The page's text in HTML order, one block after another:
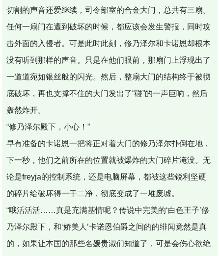
切割的声音还爱继续，司令部室的合金大门，总共有三扇。
任何一扇门在遭到破坏的时候，都应该会发生警报，同时攻
击外面的入侵者。可是此时此刻，修乃泽尔和卡诺恩却根本
没有听到那样的声音。只是在他们眼前，那扇门上浮现出了
一道道宛如银丝般的闪光。然后，整扇大门的结构终于被彻
底破坏，再也支撑不住的大门发出了“碰”的一声巨响，然后
轰然炸开。
“修乃泽尔殿下，小心！”
早有准备的卡诺恩一把将正对着大门的修乃泽尔扑倒在地，
下一秒，他们之前所在的位置就被爆炸的大门碎片淹没。无
论是freyja的控制系统，还是电脑屏幕，都被这些锐利坚硬
的碎片给破坏得一干二净，彻底变成了一堆废墟。
“哦活活活……真是充满基情呢？传说中完美的‘白色王子’修
乃泽尔殿下，和‘娇美人’卡诺恩伯爵之间的的绯闻竟然是真
的，如果让本国的那些名媛贵淑们知道了，可是会伤心欲绝